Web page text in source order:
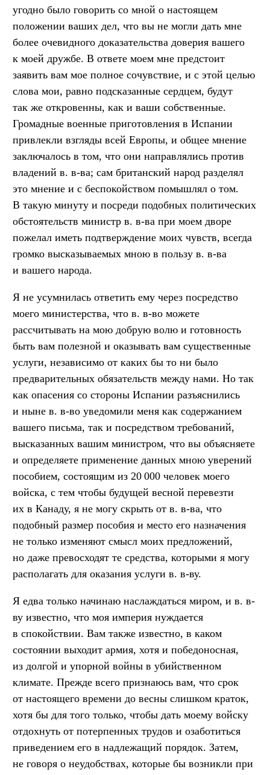
угодно было говорить со мной о настоящем
положении ваших дел, что вы не могли дать мне
более очевидного доказательства доверия вашего
к моей дружбе. В ответе моем мне предстоит
заявить вам мое полное сочувствие, и с этой целью
слова мои, равно подсказанные сердцем, будут
так же откровенны, как и ваши собственные.
Громадные военные приготовления в Испании
привлекли взгляды всей Европы, и общее мнение
заключалось в том, что они направлялись против
владений в. в-ва; сам британский народ разделял
это мнение и с беспокойством помышлял о том.
В такую минуту и посреди подобных политических
обстоятельств министр в. в-ва при моем дворе
пожелал иметь подтверждение моих чувств, всегда
громко высказываемых мною в пользу в. в-ва
и вашего народа.
Я не усумнилась ответить ему через посредство
моего министерства, что в. в-во можете
рассчитывать на мою добрую волю и готовность
быть вам полезной и оказывать вам существенные
услуги, независимо от каких бы то ни было
предварительных обязательств между нами. Но так
как опасения со стороны Испании разъяснились
и ныне в. в-во уведомили меня как содержанием
вашего письма, так и посредством требований,
высказанных вашим министром, что вы объясняете
и определяете применение данных мною уверений
пособием, состоящим из 20 000 человек моего
войска, с тем чтобы будущей весной перевезти
их в Канаду, я не могу скрыть от в. в-ва, что
подобный размер пособия и место его назначения
не только изменяют смысл моих предложений,
но даже превосходят те средства, которыми я могу
располагать для оказания услуги в. в-ву.
Я едва только начинаю наслаждаться миром, и в. в-
ву известно, что моя империя нуждается
в спокойствии. Вам также известно, в каком
состоянии выходит армия, хотя и победоносная,
из долгой и упорной войны в убийственном
климате. Прежде всего признаюсь вам, что срок
от настоящего времени до весны слишком краток,
хотя бы для того только, чтобы дать моему войску
отдохнуть от потерпенных трудов и озаботиться
приведением его в надлежащий порядок. Затем,
не говоря о неудобствах, которые бы возникли при